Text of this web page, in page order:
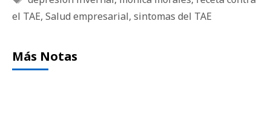
el TAE, Salud empresarial, sintomas del TAE
Más Notas